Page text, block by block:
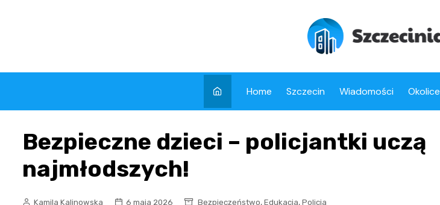
Home Szczecin Wiadomości Okolice
Bezpieczne dzieci – policjantki uczą
najmłodszych!
Kamila Kalinowska 6 maja 2026 Bezpieczeństwo, Edukacja, Policja